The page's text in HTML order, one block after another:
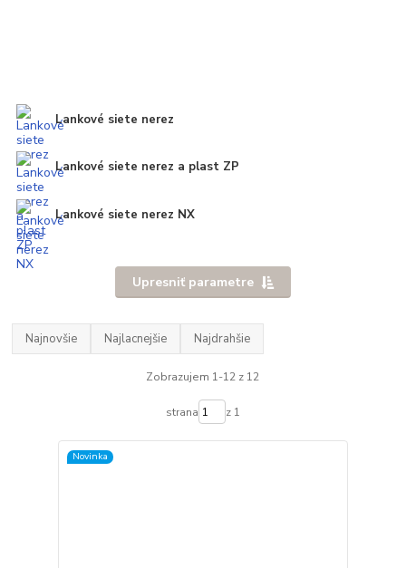
Lankové siete nerez
Lankové siete nerez a plast ZP
Lankové siete nerez NX
Upresniť parametre
Najnovšie Najlacnejšie Najdrahšie
Zobrazujem 1-12 z 12
strana z 1
Novinka